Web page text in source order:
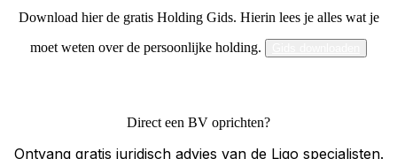
Download hier de gratis Holding Gids. Hierin lees je alles wat je
moet weten over de persoonlijke holding.
Direct een BV oprichten?
Ontvang gratis juridisch advies van de Ligo specialisten.